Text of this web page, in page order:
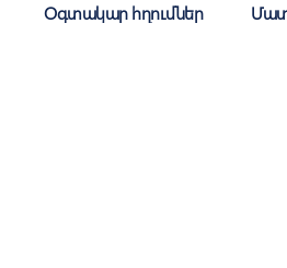
Օգտակար հղումներ